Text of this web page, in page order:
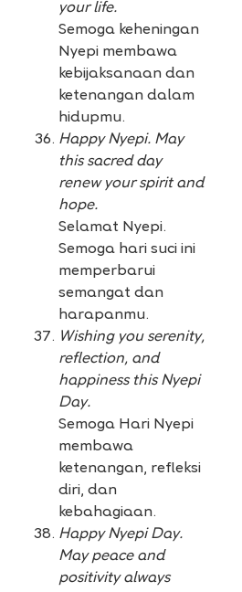
your life.
Semoga keheningan
Nyepi membawa
kebijaksanaan dan
ketenangan dalam
hidupmu.
Happy Nyepi. May
this sacred day
renew your spirit and
hope.
Selamat Nyepi.
Semoga hari suci ini
memperbarui
semangat dan
harapanmu.
Wishing you serenity,
reflection, and
happiness this Nyepi
Day.
Semoga Hari Nyepi
membawa
ketenangan, refleksi
diri, dan
kebahagiaan.
Happy Nyepi Day.
May peace and
positivity always